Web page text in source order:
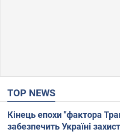
TOP NEWS
Кінець епохи "фактора
забезпечить Україні